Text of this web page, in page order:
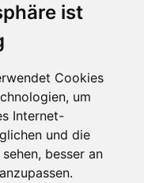
ist
Cookies
um
Internet-
und die
besser an
über 80 EUR
Rückgabe
innerhalb von 90 Tagen
Baum! Mehr lesen